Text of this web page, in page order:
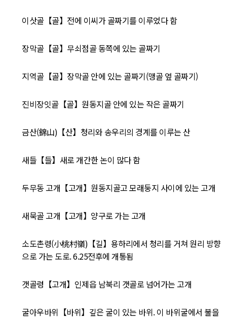
이삿골【골】전에 이씨가 골짜기를 이루었다 함
장막골【골】무쇠점골 동쪽에 있는 골짜기
지역골【골】장막골 안에 있는 골짜기(맹골 옆 골짜기)
진비장잇골【골】원동지골 안에 있는 작은 골짜기
금산(錦山)【산】청리와 송우리의 경계를 이루는 산
새들【들】새로 개간한 논이 많다 함
두무동 고개【고개】원동지골고 모래둥지 사이에 있는 고개
새묵골 고개【고개】양구로 가는 고개
소도촌령(小桃村嶺)【길】용하리에서 청리를 거쳐 원리 방향
으로 가는 도로. 6.25전후에 개통됨
갯골령【고개】인제읍 남북리 갯골로 넘어가는 고개
굴아우바위【바위】깊은 굴이 있는 바위. 이 바위굴에서 불을